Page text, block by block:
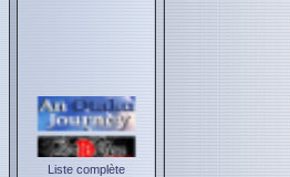
Liste complète